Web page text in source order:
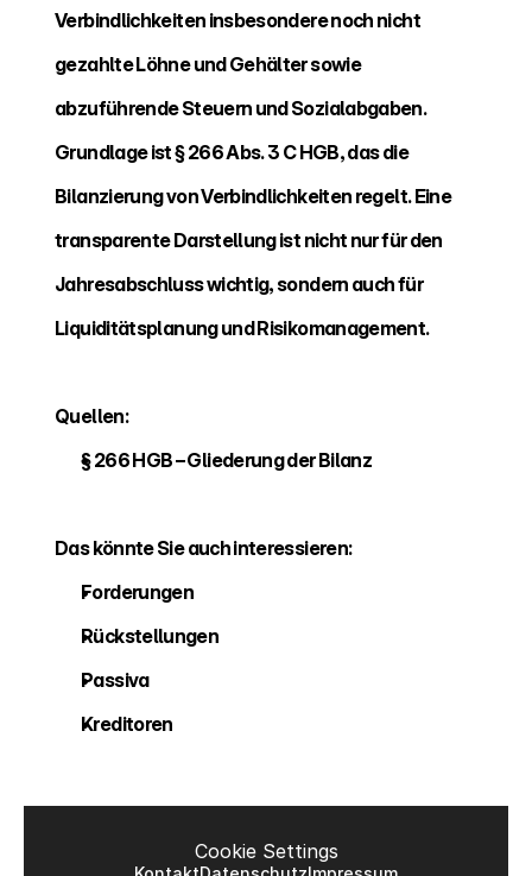
Verbindlichkeiten insbesondere noch nicht
gezahlte Löhne und Gehälter sowie
abzuführende Steuern und Sozialabgaben.
Grundlage ist § 266 Abs. 3 C HGB, das die
Bilanzierung von Verbindlichkeiten regelt. Eine
transparente Darstellung ist nicht nur für den
Jahresabschluss wichtig, sondern auch für
Liquiditätsplanung und Risikomanagement.
Quellen:
§ 266 HGB – Gliederung der Bilanz
Das könnte Sie auch interessieren:
Forderungen
Rückstellungen
Passiva
Kreditoren
Cookie Settings